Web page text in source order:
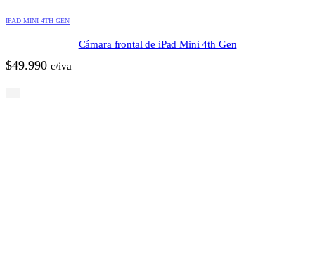
IPAD MINI 4TH GEN
Cámara frontal de iPad Mini 4th Gen
$49.990 c/iva